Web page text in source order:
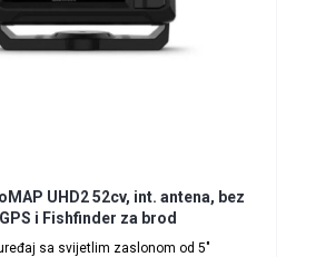
UHD2 52cv, int. antena, bez
i Fishfinder za brod
sa svijetlim zaslonom od 5″